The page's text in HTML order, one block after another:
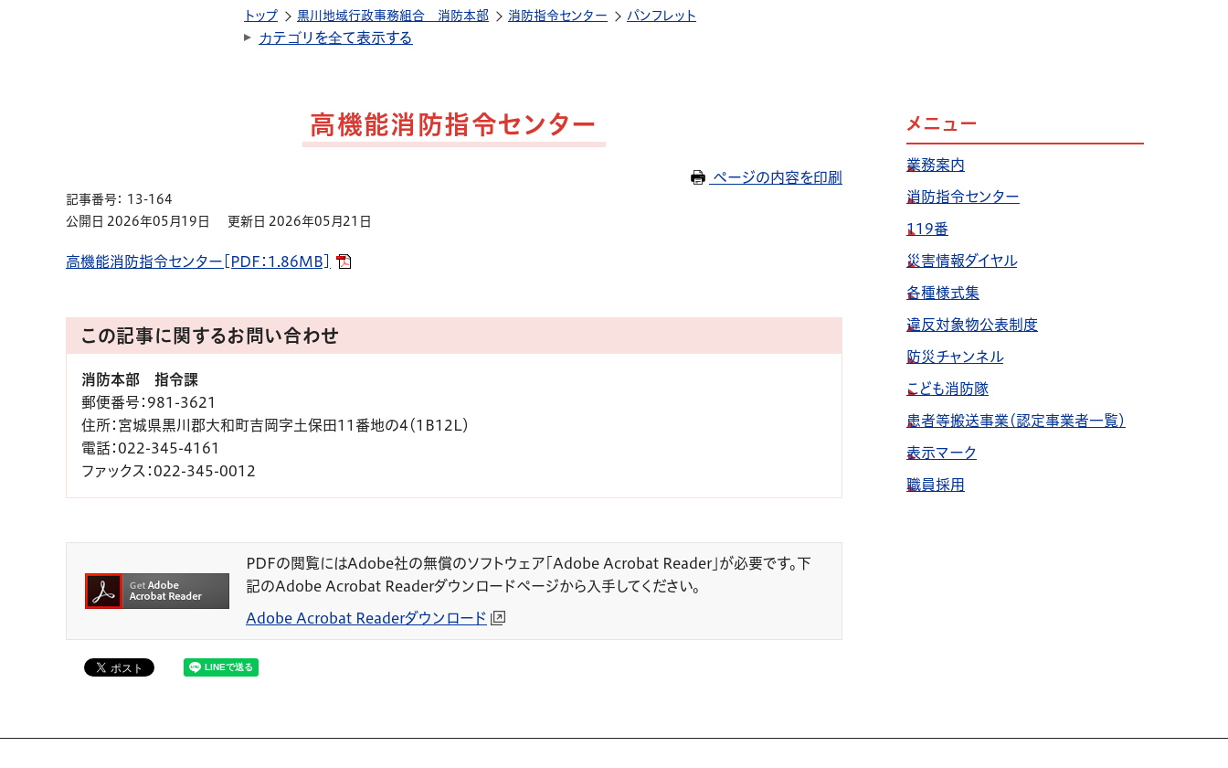
トップ 黒川地域行政事務組合 消防本部 消防指令センター パンフレット
カテゴリを全て表示する
高機能消防指令センター
ページの内容を印刷
記事番号： 13-164
公開日 2026年05月19日
更新日 2026年05月21日
高機能消防指令センター[PDF：1.86MB]
この記事に関するお問い合わせ
消防本部 指令課
郵便番号 ：981-3621
住所：宮城県黒川郡大和町吉岡字土保田11番地の4（1B12L）
電話 ：022-345-4161
ファックス ：022-345-0012
PDFの閲覧にはAdobe社の無償のソフトウェア「Adobe Acrobat Reader」が必要です。下
記のAdobe Acrobat Readerダウンロードページから入手してください。
Adobe Acrobat Readerダウンロード
メニュー
業務案内
消防指令センター
119番
災害情報ダイヤル
各種様式集
違反対象物公表制度
防災チャンネル
こども消防隊
患者等搬送事業（認定事業者一覧）
表示マーク
職員採用